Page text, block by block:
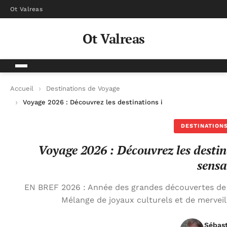
Ot Valreas
Ot Valreas
Accueil
Destinations de Voyage
Voyage 2026 : Découvrez les destinations incontournables
Voyage 2026 : Découvrez les
EN BREF 2026 : Année des grandes découvertes
Mélange de joyaux culturels et de